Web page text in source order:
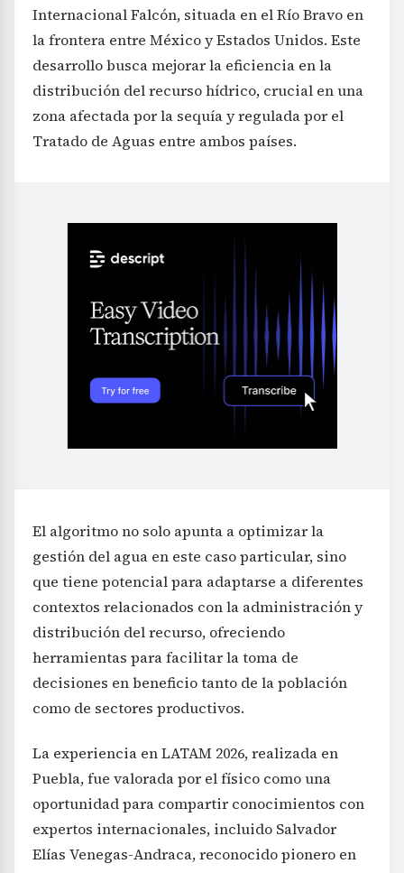
Internacional Falcón, situada en el Río Bravo en
la frontera entre México y Estados Unidos. Este
desarrollo busca mejorar la eficiencia en la
distribución del recurso hídrico, crucial en una
zona afectada por la sequía y regulada por el
Tratado de Aguas entre ambos países.
El algoritmo no solo apunta a optimizar la
gestión del agua en este caso particular, sino
que tiene potencial para adaptarse a diferentes
contextos relacionados con la administración y
distribución del recurso, ofreciendo
herramientas para facilitar la toma de
decisiones en beneficio tanto de la población
como de sectores productivos.
La experiencia en LATAM 2026, realizada en
Puebla, fue valorada por el físico como una
oportunidad para compartir conocimientos con
expertos internacionales, incluido Salvador
Elías Venegas-Andraca, reconocido pionero en